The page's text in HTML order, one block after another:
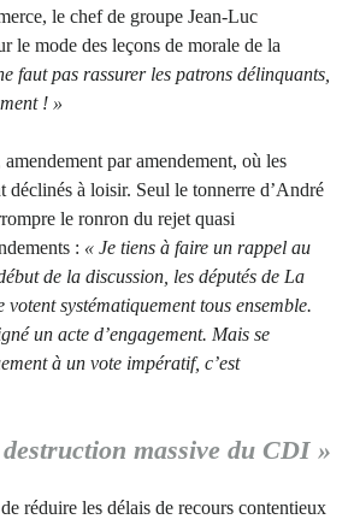
le chef de groupe Jean-Luc
le mode des leçons de morale de la
faut pas rassurer les patrons délinquants,
! »
amendement par amendement, où les
déclinés à loisir. Seul le tonnerre d’André
le ronron du rejet quasi
: « Je tiens à faire un rappel au
de la discussion, les députés de La
votent systématiquement tous ensemble.
un acte d’engagement. Mais se
à un vote impératif, c’est
massive du CDI »
réduire les délais de recours contentieux